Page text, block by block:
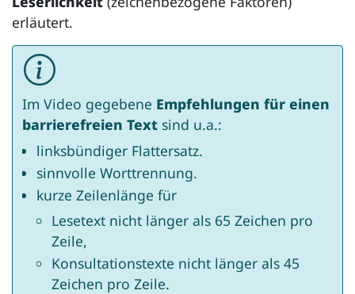
erläutert.
Im Video gegebene Empfehlungen für einen
barrierefreien Text sind u.a.:
linksbündiger Flattersatz.
sinnvolle Worttrennung.
kurze Zeilenlänge für
Lesetext nicht länger als 65 Zeichen pro
Zeile,
Konsultationstexte nicht länger als 45
Zeichen pro Zeile.